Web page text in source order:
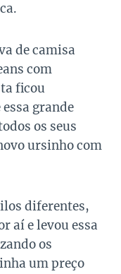
de camisa
com
ficou
grande
os seus
ursinho com
diferentes,
aí e levou essa
os
um preço